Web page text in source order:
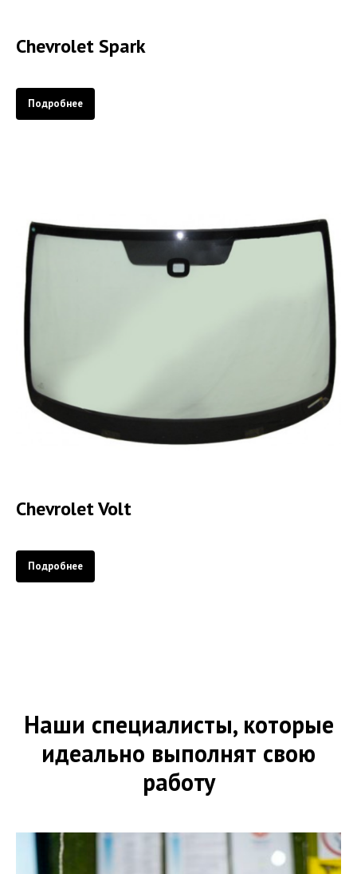
Chevrolet Spark
Подробнее
Chevrolet Volt
Подробнее
Наши специалисты, которые
идеально выполнят свою
работу